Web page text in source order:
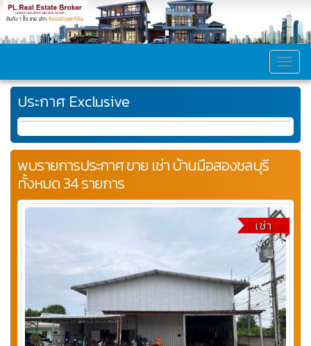
MENU
ประกาศ Exclusive
พบรายการประกาศ ขาย เช่า บ้านมือสองชลบุรี
ทั้งหมด 34 รายการ
เช่า